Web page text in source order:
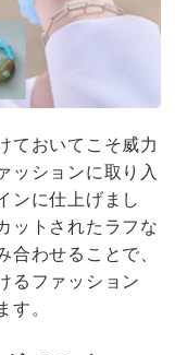
ておいてこそ威力
ッションに取り入
ンに仕上げまし
ットされたラフな
合わせることで、
るファッション
す。